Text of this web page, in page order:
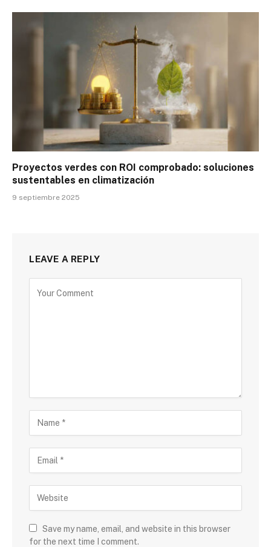
Proyectos verdes con ROI comprobado: soluciones
sustentables en climatización
9 septiembre 2025
LEAVE A REPLY
Save my name, email, and website in this browser
for the next time I comment.